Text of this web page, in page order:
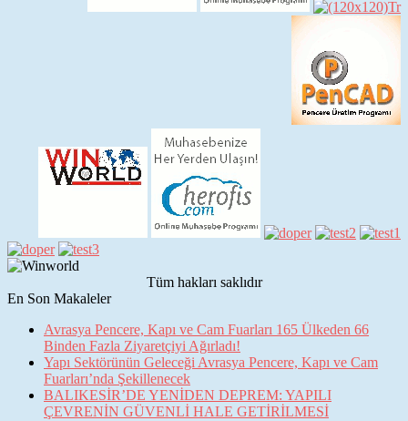
Tüm hakları saklıdır
En Son Makaleler
Avrasya Pencere, Kapı ve Cam Fuarları 165 Ülkeden 66
Binden Fazla Ziyaretçiyi Ağırladı!
Yapı Sektörünün Geleceği Avrasya Pencere, Kapı ve Cam
Fuarları’nda Şekillenecek
BALIKESİR’DE YENİDEN DEPREM: YAPILI
ÇEVRENİN GÜVENLİ HALE GETİRİLMESİ